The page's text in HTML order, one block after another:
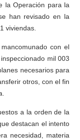
la Operación para la
han revisado en la
viviendas.
con el
mil 003
necesarios para
otros, con el fin
a la orden de la
destacan el intento
necesidad, materia